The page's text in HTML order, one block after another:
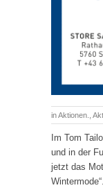
inAktionen.
Im Tom
und in der
jetzt das